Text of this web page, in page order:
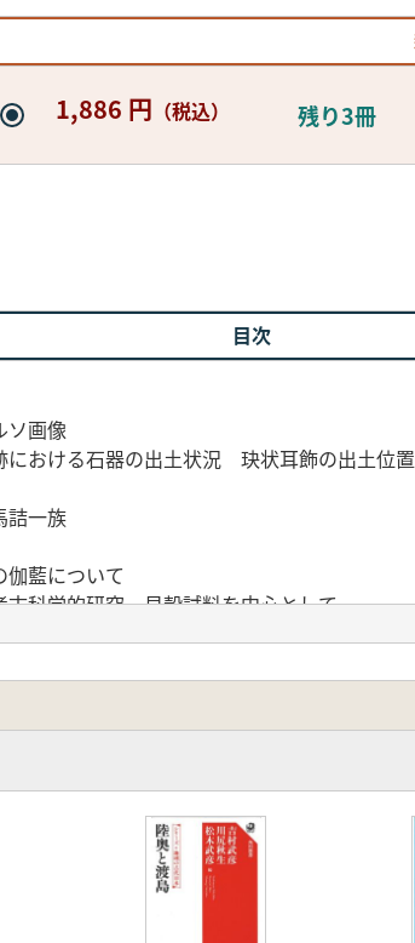
1,886 円 （税込） 残り3冊
目次
画像
おける石器の出土状況 玦状耳飾の出土位
一族
藍について
科学的研究 貝殻試料を中心として
理(1)